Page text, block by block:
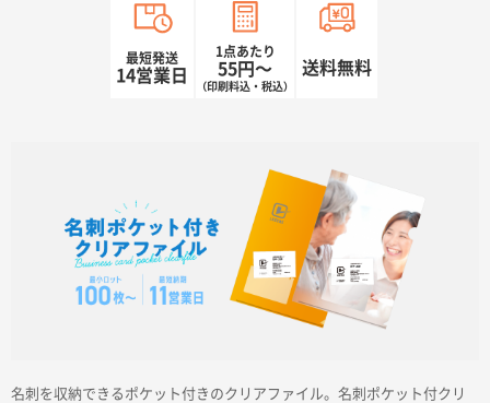
最短発送
14営業日
1点あたり
55円〜
（印刷料込・税込）
送料無料
名刺を収納できるポケット付きのクリアファイル。名刺ポケット付クリ